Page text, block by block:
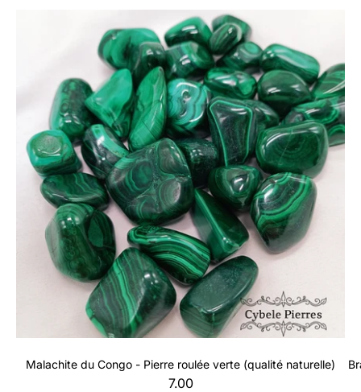
Malachite du Congo - Pierre roulée verte (qualité naturelle)
7.00